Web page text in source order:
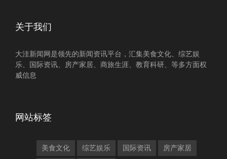
关于我们
大洼新闻网是领先的新闻资讯平台，汇集美食文化、综艺娱
乐、国际资讯、房产家居、商旅生涯、教育科研、等多方面权
威信息
网站标签
美食文化 综艺娱乐 国际资讯 房产家居